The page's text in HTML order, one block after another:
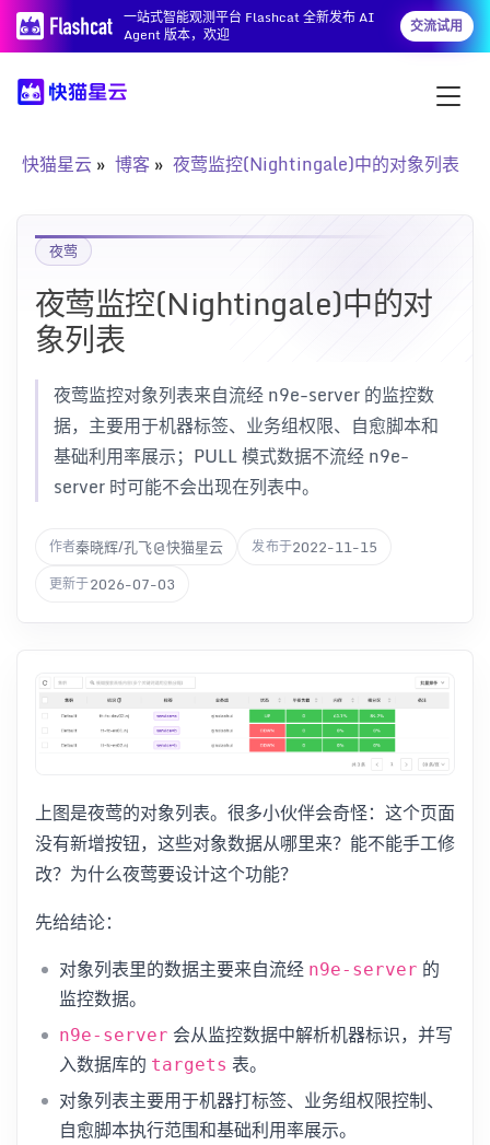
一站式智能观测平台 Flashcat 全新发布 AI
Agent 版本，欢迎
交流试用
快猫星云 博客 夜莺监控(Nightingale)中的对象列表
夜莺
夜莺监控(Nightingale)中的对
象列表
夜莺监控对象列表来自流经 n9e-server 的监控数
据，主要用于机器标签、业务组权限、自愈脚本和
基础利用率展示；PULL 模式数据不流经 n9e-
server 时可能不会出现在列表中。
作者秦晓辉/孔飞@快猫星云 发布于2022-11-15
更新于2026-07-03
上图是夜莺的对象列表。很多小伙伴会奇怪：这个页面
没有新增按钮，这些对象数据从哪里来？能不能手工修
改？为什么夜莺要设计这个功能？
先给结论：
对象列表里的数据主要来自流经 n9e-server 的
监控数据。
n9e-server 会从监控数据中解析机器标识，并写
入数据库的 targets 表。
对象列表主要用于机器打标签、业务组权限控制、
自愈脚本执行范围和基础利用率展示。